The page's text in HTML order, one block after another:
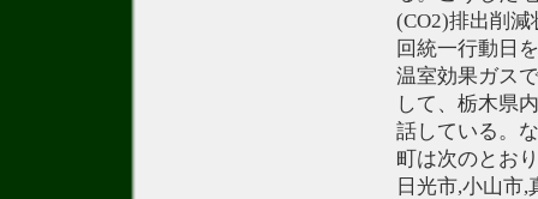
(CO2)排出削
回統一行動日
温室効果ガス
して、栃木県
話している。
町は次のとお
日光市,小山市